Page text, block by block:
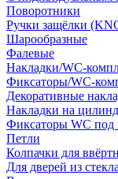
Поворотники
Ручки защёлки
Шарообразные
Фалевые
Накладки/WC-
Фиксаторы/WC-
Декоративные
Накладки на
Фиксаторы WC под
Петли
Колпачки для
Для дверей из стекла